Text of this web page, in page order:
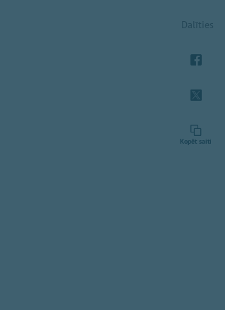
Dalīties
Kopēt saiti